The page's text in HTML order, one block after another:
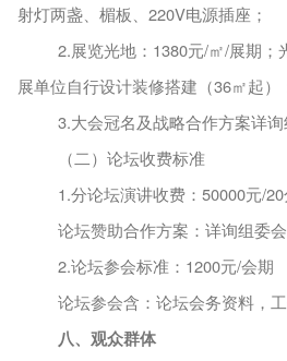
射灯两盏、楣板、 220V电源插座；
2.展览光地： 1380元/㎡/展期；
展单位自行设计装修搭建（36㎡起）
3.大会冠名及战略合作方案详询
（二）论坛收费标准
1.分论坛演讲收费：50000元/
论坛赞助合作方案：详询组委会
2.论坛参会标准：1200元/会期
论坛参会含：论坛会务资料，
八、观众群体